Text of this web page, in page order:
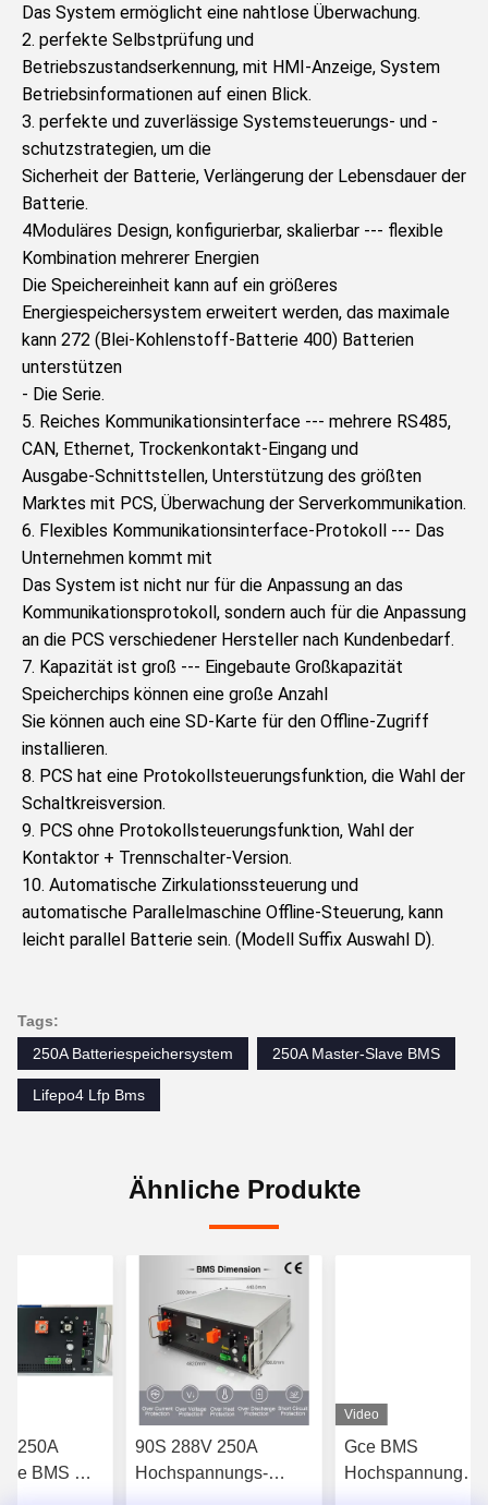
Das System ermöglicht eine nahtlose Überwachung.
2. perfekte Selbstprüfung und
Betriebszustandserkennung, mit HMI-Anzeige, System
Betriebsinformationen auf einen Blick.
3. perfekte und zuverlässige Systemsteuerungs- und -
schutzstrategien, um die
Sicherheit der Batterie, Verlängerung der Lebensdauer der
Batterie.
4Moduläres Design, konfigurierbar, skalierbar --- flexible
Kombination mehrerer Energien
Die Speichereinheit kann auf ein größeres
Energiespeichersystem erweitert werden, das maximale
kann 272 (Blei-Kohlenstoff-Batterie 400) Batterien
unterstützen
- Die Serie.
5. Reiches Kommunikationsinterface --- mehrere RS485,
CAN, Ethernet, Trockenkontakt-Eingang und
Ausgabe-Schnittstellen, Unterstützung des größten
Marktes mit PCS, Überwachung der Serverkommunikation.
6. Flexibles Kommunikationsinterface-Protokoll --- Das
Unternehmen kommt mit
Das System ist nicht nur für die Anpassung an das
Kommunikationsprotokoll, sondern auch für die Anpassung
an die PCS verschiedener Hersteller nach Kundenbedarf.
7. Kapazität ist groß --- Eingebaute Großkapazität
Speicherchips können eine große Anzahl
Sie können auch eine SD-Karte für den Offline-Zugriff
installieren.
8. PCS hat eine Protokollsteuerungsfunktion, die Wahl der
Schaltkreisversion.
9. PCS ohne Protokollsteuerungsfunktion, Wahl der
Kontaktor + Trennschalter-Version.
10. Automatische Zirkulationssteuerung und
automatische Parallelmaschine Offline-Steuerung, kann
leicht parallel Batterie sein. (Modell Suffix Auswahl D).
Tags:
250A Batteriespeichersystem
250A Master-Slave BMS
Lifepo4 Lfp Bms
Ähnliche Produkte
250A
BMS mit
90S 288V 250A
Hochspannungs-
Video
Gce BMS
Hochspannung